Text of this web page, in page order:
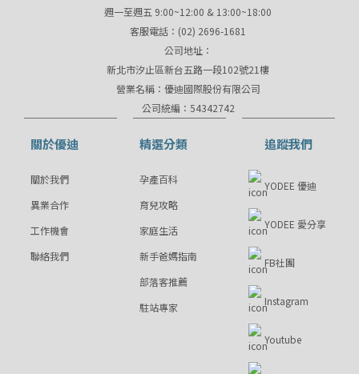
週一至週五 9:00~12:00 & 13:00~18:00
客服電話：(02) 2696-1681
公司地址：
新北市汐止區新台五路一段102號21樓
營業名稱：優迪國際股份有限公司
公司統編：54342742
關於優迪
關於我們
異業合作
工作機會
聯絡我們
精選分類
孕產百科
育兒攻略
家庭生活
新手爸媽指南
部落客推薦
駐站專家
追蹤我們
YODEE 優迪
YODEE 愛分享
FB社團
Instagram
Youtube